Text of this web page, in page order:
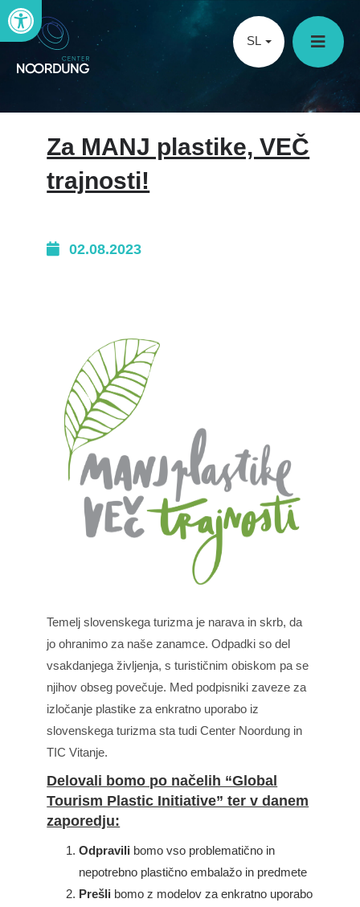
Open toolbar
SL
Za MANJ plastike, VEČ
trajnosti!
02.08.2023
Temelj slovenskega turizma je narava in skrb, da
jo ohranimo za naše zanamce. Odpadki so del
vsakdanjega življenja, s turističnim obiskom pa se
njihov obseg povečuje. Med podpisniki zaveze za
izločanje plastike za enkratno uporabo iz
slovenskega turizma sta tudi Center Noordung in
TIC Vitanje.
Delovali bomo po načelih “Global
Tourism Plastic Initiative” ter v danem
zaporedju:
Odpravili bomo vso problematično in
nepotrebno plastično embalažo in predmete
Prešli bomo z modelov za enkratno uporabo